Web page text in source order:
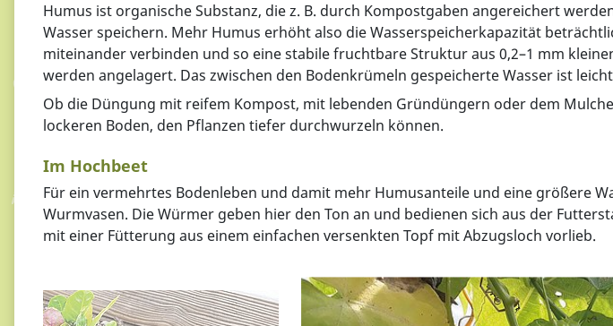
Humus ist organische Substanz, die z. B. durch Kompostgaben angereichert
Wasser speichern. Mehr Humus erhöht also die Wasserspeicherkapazität
miteinander verbinden und so eine stabile fruchtbare Struktur aus 0,2–1 mm
werden angelagert. Das zwischen den Bodenkrümeln gespeicherte Wasser ist
Ob die Düngung mit reifem Kompost, mit lebenden Gründüngern oder dem
lockeren Boden, den Pflanzen tiefer durchwurzeln können.
Im Hochbeet
Für ein vermehrtes Bodenleben und damit mehr Humusanteile und eine größere
Wurmvasen. Die Würmer geben hier den Ton an und bedienen sich aus der
mit einer Fütterung aus einem einfachen versenkten Topf mit Abzugsloch vorlieb.